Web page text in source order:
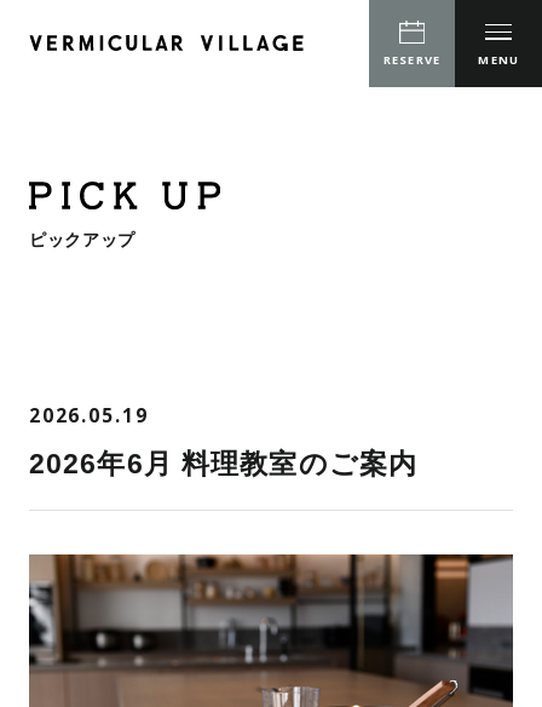
RESERVE
CLOSE
MENU
CONCEPT
COOKING CLASS
TOUCH&COOK
ミニ料理教室
COOKINGDEMONSTRATION
MANUFACTURING DEMO
TOURS
ACCESS
WEDDING
COOKING CLASS
COOKING DEMONSTRATION
WORKSHOP
ピックアップ
2026.05.19
2026年6月 料理教室のご案内